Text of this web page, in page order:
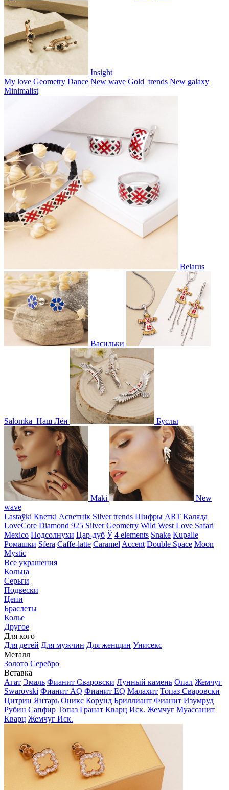
Insight
My love Geometry Dance New wave Gold_trends New galaxy
Minimalist
Belarus
Васильки
Salomka Наш Лён Буслы
Maki
New
wave
Lastaўki Кветкі Асветнiк Silver trends Шифры ART Каляда
LoveCore Diamond 925 Silver Geometry Wild West Love Safari
Mexico Подсолнухи Цар-дуб Ў 4 elements Snake Kupalle
Ромашки Sfera Caffe-latte Caramel Accent Double Space Moon
Mystic
Все украшения
Кольца
Серьги
Подвески
Цепи
Браслеты
Колье
Другое
Для кого
Для детей Для мужчин Для женщин Унисекс
Металл
Золото Серебро
Вставка
Агат Эмаль Фианит Сваровски Лунный камень Опал Жемчуг
Swarovski Фианит AQ Фианит EQ Малахит Топаз Сваровски
Цитрин Янтарь Оникс Корунд Бриллиант Фианит Изумруд
Рубин Сапфир Топаз Гранат Кварц Иск. Жемчуг Муассанит
Кварц Жемчуг Иск.